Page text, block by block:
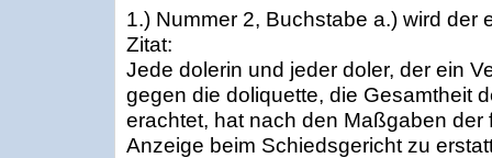
1.) Nummer 2, Buchstabe a.) wird der
Zitat:
Jede dolerin und jeder doler, der ein
gegen die doliquette, die Gesamtheit
erachtet, hat nach den Maßgaben
Anzeige beim Schiedsgericht zu